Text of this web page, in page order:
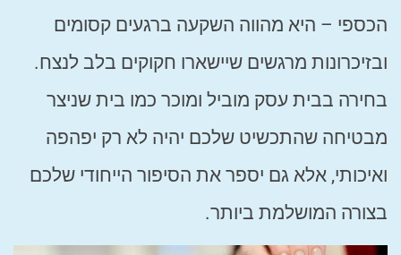
הכספי – היא מהווה השקעה ברגעים קסומים
ובזיכרונות מרגשים שיישארו חקוקים בלב לנצח.
בחירה בבית עסק מוביל ומוכר כמו בית שניצר
מבטיחה שהתכשיט שלכם יהיה לא רק יפהפה
ואיכותי, אלא גם יספר את הסיפור הייחודי שלכם
בצורה המושלמת ביותר.